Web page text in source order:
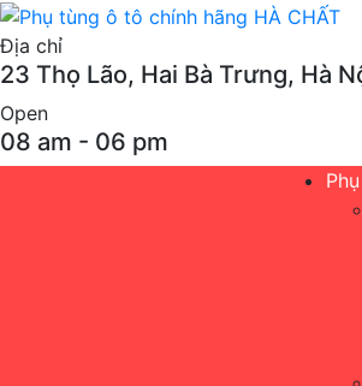
Địa chỉ
23 Thọ Lão, Hai Bà Trưng, Hà
Open
08 am - 06 pm